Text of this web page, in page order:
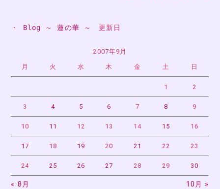
・ Blog ～ 蓮の華 ～ 更新日
2007年9月
月 火 水 木 金 土 日
1 2
3 4 5 6 7 8 9
10 11 12 13 14 15 16
17 18 19 20 21 22 23
24 25 26 27 28 29 30
« 8月 10月 »